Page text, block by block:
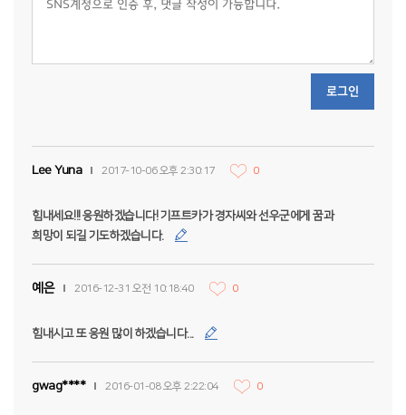
로그인
Lee Yuna 2017-10-06 오후 2:30:17 0
힘내세요!!! 응원하겠습니다! 기프트카가 경자씨와 선우군에게 꿈과
희망이 되길 기도하겠습니다.
예은 2016-12-31 오전 10:18:40 0
힘내시고 또 응원 많이 하겠습니다...
gwag**** 2016-01-08 오후 2:22:04 0